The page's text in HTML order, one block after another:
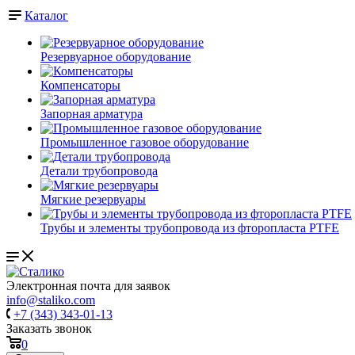
Каталог
Резервуарное оборудование
Компенсаторы
Запорная арматура
Промышленное газовое оборудование
Детали трубопровода
Мягкие резервуары
Трубы и элементы трубопровода из фторопласта PTFE
Электронная почта для заявок
info@staliko.com
+7 (343) 343-01-13
Заказать звонок
0